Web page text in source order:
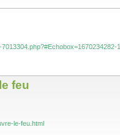
1
feu
le-feu.html